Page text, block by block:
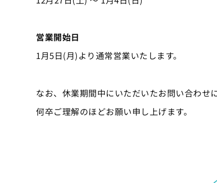
営業開始日
1月5日(月)より通常営業いたします。
なお、休業期間中にいただいたお問い合わせ
何卒ご理解のほどお願い申し上げます。